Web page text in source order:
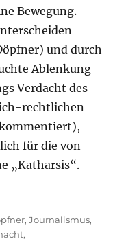
Bewegung.
und durch
Ablenkung
Verdacht des
rechtlichen
für die von
„Katharsis“.
2019 –
,Journalismus,
,